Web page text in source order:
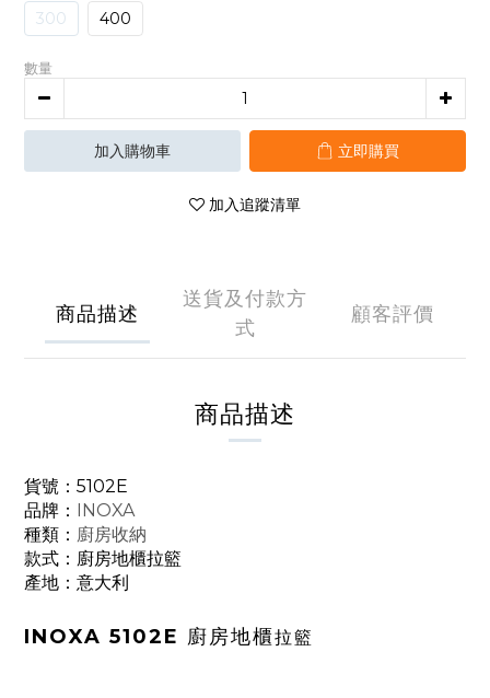
300 400
數量
加入購物車 立即購買
加入追蹤清單
商品描述
送貨及付款方
式
顧客評價
商品描述
貨號： 5102E
品牌： INOXA
種類： 廚房收納
款式： 廚房地櫃拉籃
產地：意大利
INOXA 5102E 廚房地櫃拉籃